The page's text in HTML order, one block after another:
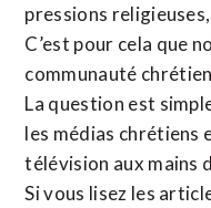
pressions
C’est pour cela que
communauté
La question est
les médias chrétiens
télévision aux mains
Si vous lisez les